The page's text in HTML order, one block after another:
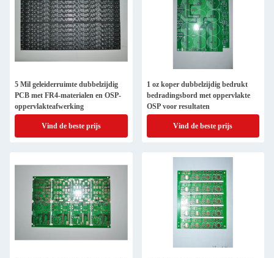
5 Mil geleiderruimte dubbelzijdig
PCB met FR4-materialen en OSP-
oppervlakteafwerking
Vind de beste prijs
1 oz koper dubbelzijdig bedrukt
bedradingsbord met oppervlakte
OSP voor resultaten
Vind de beste prijs